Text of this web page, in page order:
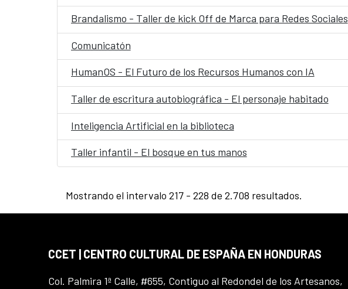
Brandalismo - Taller de kick Off de Marca para Redes Sociales
Comunicatón
HumanOS - El Futuro de los Recursos Humanos con IA
Taller de escritura autobiográfica - El personaje habitado
Inteligencia Artificial en la biblioteca
Taller infantil - El bosque en tus manos
Mostrando el intervalo 217 - 228 de 2.708 resultados.
CCET | CENTRO CULTURAL DE ESPAÑA EN HONDURAS
Col. Palmira 1ª Calle, #655, Contiguo al Redondel de los Artesanos,